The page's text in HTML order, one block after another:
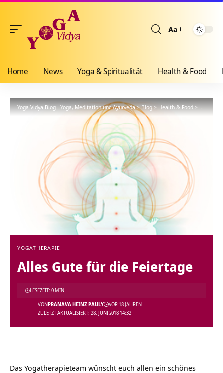
Aa
Home News Yoga & Spiritualität Health & Food
Yoga Vidya Blog - Yoga, Meditation und Ayurveda>Blog>Health & Food>
YOGATHERAPIE
Alles Gute für die Feiertage
ZULETZT AKTUALISIERT: 28. JUNI 2018 14:32
VONPRANAVA HEINZ PAULY VOR 18 JAHREN
LESEZEIT: 0 MIN
Das Yogatherapieteam wünscht euch allen ein schönes